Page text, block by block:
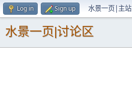
Log in Sign up 水景一页|主站
水景一页|讨论区